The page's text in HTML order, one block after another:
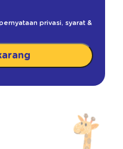
privasi, syarat &